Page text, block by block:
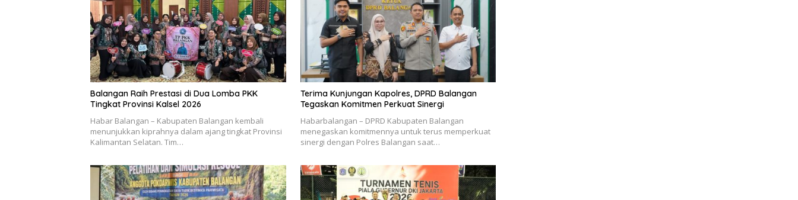
Balangan Raih Prestasi di Dua Lomba PKK
Tingkat Provinsi Kalsel 2026
Habar Balangan – Kabupaten Balangan kembali
menunjukkan kiprahnya dalam ajang tingkat Provinsi
Kalimantan Selatan. Tim…
Terima Kunjungan Kapolres, DPRD Balangan
Tegaskan Komitmen Perkuat Sinergi
Habarbalangan – DPRD Kabupaten Balangan
menegaskan komitmennya untuk terus memperkuat
sinergi dengan Polres Balangan saat…